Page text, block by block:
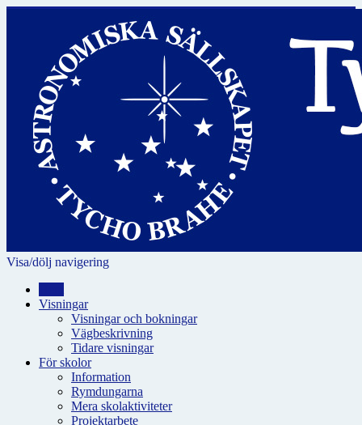
Visa/dölj navigering
Visningar
Visningar och bokningar
Vägbeskrivning
Tidare visningar
För skolor
Information
Rymdungarna
Mera skolaktiviteter
Projektarbete